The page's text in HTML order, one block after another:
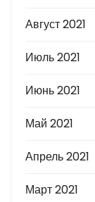
Август 2021
Июль 2021
Июнь 2021
Май 2021
Апрель 2021
Март 2021